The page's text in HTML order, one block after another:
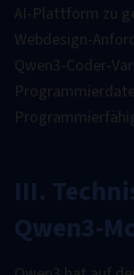
AI-Plattform zu
Webdesign-
Qwen3-Coder-
III.
Qwen3-